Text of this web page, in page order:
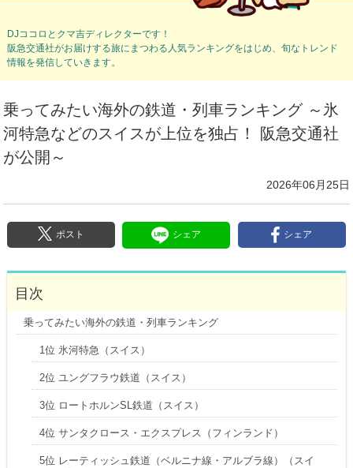
DJココロとクマ吉ディレクターです！
阪急交通社がお届けする旅にまつわる人気ランキングをはじめ、 旬なトレンド
情報を発信していきます。
乗ってみたい海外の鉄道・列車ランキング ～氷
河特急などのスイスが上位を独占！ 阪急交通社
が公開～
2026年06月25日
ポスト シェア
シェア
目次
乗ってみたい海外の鉄道・列車ランキング
1位 氷河特急（スイス）
2位 ユングフラウ鉄道（スイス）
3位 ロートホルンSL鉄道（スイス）
4位 サンタクロース・エクスプレス（フィンランド）
5位 レーティッシュ鉄道（ベルニナ線・アルブラ線）（スイ